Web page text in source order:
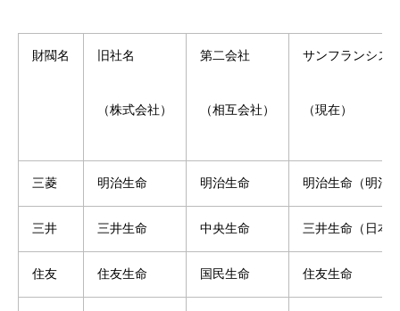
財閥名 旧社名
（株式会社）
第二会社
（相互会社）
サンフランシス
（現在）
三菱 明治生命 明治生命 明治生命（明治
三井 三井生命 中央生命 三井生命（日本
住友 住友生命 国民生命 住友生命